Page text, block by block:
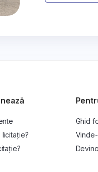
licitație?
Ghid